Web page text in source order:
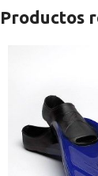
Productos